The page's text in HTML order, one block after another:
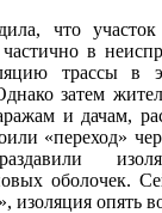
что
в
трассы в
затем
и дачам,
«переход»
оболочек.
изоляция опять